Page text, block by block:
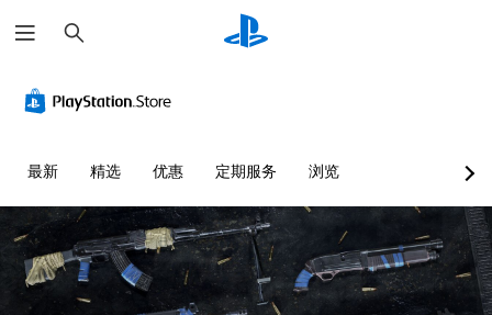
索
最新 精选 优惠 定期服务 浏览